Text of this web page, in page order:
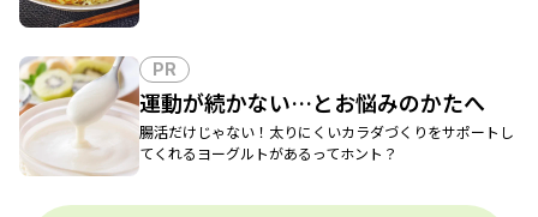
PR
運動が続かない…とお悩みのかたへ
腸活だけじゃない！太りにくいカラダづくりをサポートし
てくれるヨーグルトがあるってホント？